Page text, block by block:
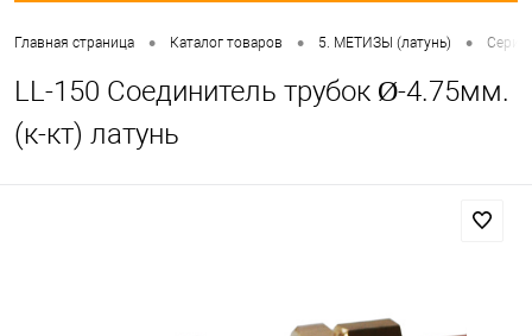
Главная страница • Каталог товаров • 5. МЕТИЗЫ (латунь) • Серия
LL-150 Соединитель трубок Ø-4.75мм.
(к-кт) латунь